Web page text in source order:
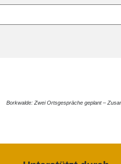
Borkwalde: Zwei Ortsgespräche geplant –